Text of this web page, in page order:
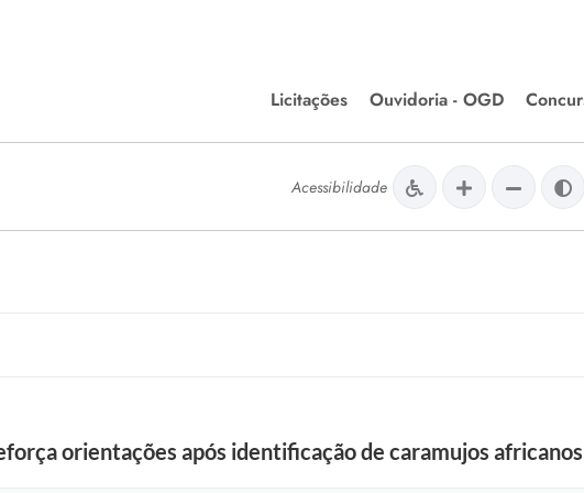
Licitações
Editais de Licitações
Chamamentos Públicos
Ouvidoria - OGD
Esporte
Meio Ambiente
Diário Oficial
Acessibilidade
orientações após identificação de caramujos